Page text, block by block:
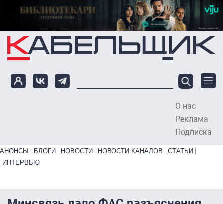
Перейти к основному содержанию
О нас
Реклама
Подписка
Primary links bottom
АНОНСЫ БЛОГИ НОВОСТИ НОВОСТИ КАНАЛОВ
СТАТЬИ
ИНТЕРВЬЮ